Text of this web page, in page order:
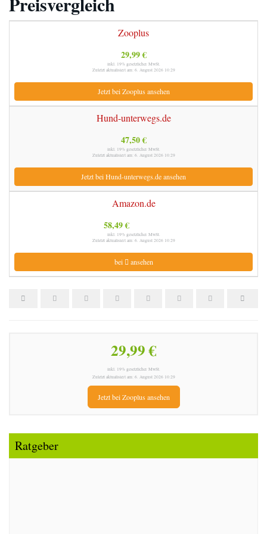
Zooplus
29,99 €
inkl. 19% gesetzlicher MwSt.
Zuletzt aktualisiert am: 6. August 2026 10:29
Jetzt bei Zooplus ansehen
Hund-unterwegs.de
47,50 €
inkl. 19% gesetzlicher MwSt.
Zuletzt aktualisiert am: 6. August 2026 10:29
Jetzt bei Hund-unterwegs.de ansehen
Amazon.de
58,49 €
inkl. 19% gesetzlicher MwSt.
Zuletzt aktualisiert am: 6. August 2026 10:29
bei ansehen
29,99 €
inkl. 19% gesetzlicher MwSt.
Zuletzt aktualisiert am: 6. August 2026 10:29
Jetzt bei Zooplus ansehen
Ratgeber